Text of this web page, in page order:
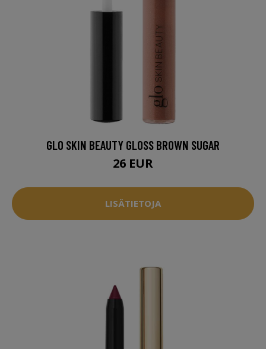
GLO SKIN BEAUTY GLOSS BROWN SUGAR
26 EUR
LISÄTIETOJA